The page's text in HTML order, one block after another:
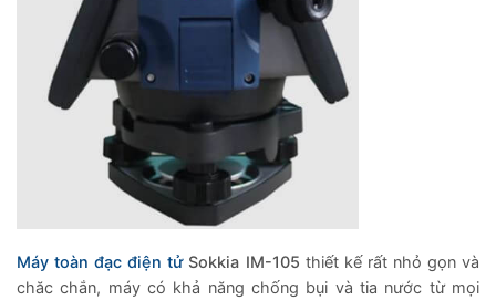
Máy toàn đạc điện tửSokkia IM-105 thiết kế rất nhỏ gọn và
chăc chắn, máy có khả năng chống bụi và tia nước từ mọi